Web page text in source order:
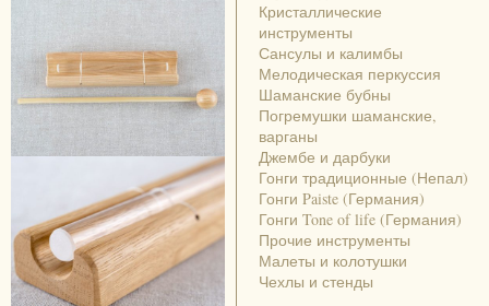
Кристаллические
инструменты
Сансулы и калимбы
Мелодическая перкуссия
Шаманские бубны
Погремушки шаманские,
варганы
Джембе и дарбуки
Гонги традиционные (Непал)
Гонги Paiste (Германия)
Гонги Tone of life (Германия)
Прочие инструменты
Малеты и колотушки
Чехлы и стенды